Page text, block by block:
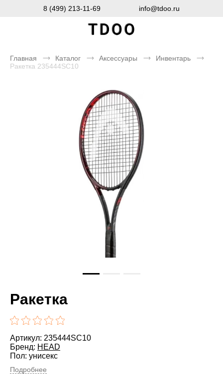
8 (499) 213-11-69 info@tdoo.ru
Главная Каталог Аксессуары
Инвентарь
Ракетка 235444SC10
Ракетка
Артикул: 235444SC10
Бренд: HEAD
Пол: унисекс
Подробнее